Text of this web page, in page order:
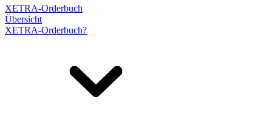
XETRA-Orderbuch
Übersicht
XETRA-Orderbuch?